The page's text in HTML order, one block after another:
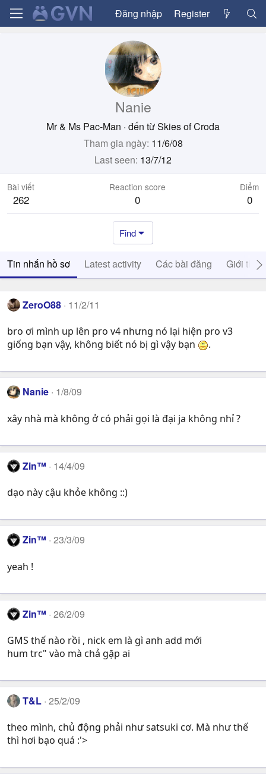
Đăng nhập Register
Nanie
Mr & Ms Pac-Man · đến từSkies of Croda
Tham gia ngày 11/6/08
Last seen 13/7/12
Bài viết
262
Reaction score
0
Điểm
0
Find
Tin nhắn hồ sơ Latest activity Các bài đăng Giới thiệu
ZeroO88 11/2/11
bro ơi mình up lên pro v4 nhưng nó lại hiện pro v3
giống bạn vậy, không biết nó bị gì vậy bạn
.
Nanie 1/8/09
xây nhà mà không ở có phải gọi là đại ja không nhỉ ?
Zin™ 14/4/09
dạo này cậu khỏe không ::)
Zin™ 23/3/09
yeah !
Zin™ 26/2/09
GMS thế nào rồi , nick em là gì anh add mới
hum trc" vào mà chả gặp ai
T&L 25/2/09
theo mình, chủ động phải như satsuki cơ. Mà như thế
thì hơi bạo quá :'>